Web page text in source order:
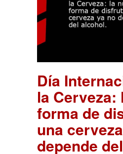
Día
la Cerveza:
forma de
una
depende del